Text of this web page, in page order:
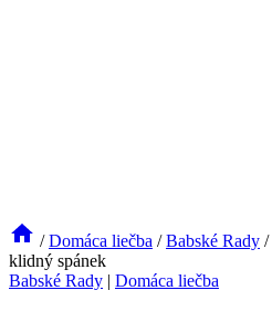
/ Domáca liečba / Babské Rady /
klidný spánek
Babské Rady | Domáca liečba